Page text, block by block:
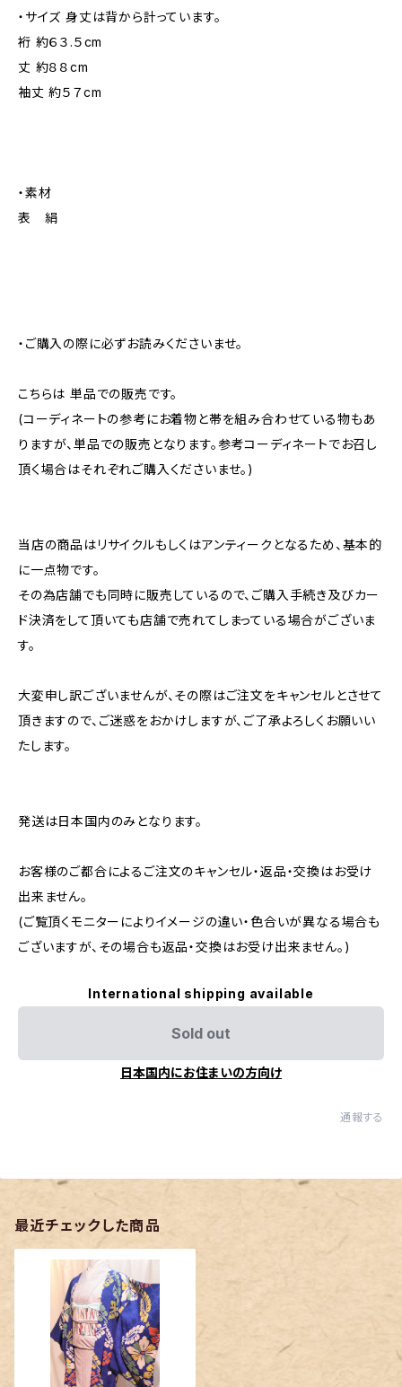
・サイズ 身丈は背から計っています。
裄 約６３.５cm
丈 約８８cm
袖丈 約５７cm
・素材
表 絹
・ご購入の際に必ずお読みくださいませ。
こちらは 単品での販売です。
(コーディネートの参考にお着物と帯を組み合わせている物もあ
りますが、単品での販売となります。参考コーディネートでお召し
頂く場合はそれぞれご購入くださいませ。)
当店の商品はリサイクルもしくはアンティークとなるため、基本的
に一点物です。
その為店舗でも同時に販売しているので、ご購入手続き及びカー
ド決済をして頂いても店舗で売れてしまっている場合がございま
す。
大変申し訳ございませんが、その際はご注文をキャンセルとさせて
頂きますので、ご迷惑をおかけしますが、ご了承よろしくお願いい
たします。
発送は日本国内のみとなります。
お客様のご都合によるご注文のキャンセル・返品・交換はお受け
出来ません。
(ご覧頂くモニターによりイメージの違い・色合いが異なる場合も
ございますが、その場合も返品・交換はお受け出来ません。)
International shipping available
Sold out
日本国内にお住まいの方向け
通報する
最近チェックした商品